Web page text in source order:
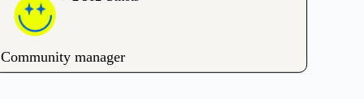
Community manager